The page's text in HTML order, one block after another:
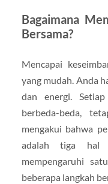
Bagaimana
Bersama?
Mencapai
yang mudah. Anda
dan energi.
berbeda-beda,
mengakui bahwa
adalah tiga hal
mempengaruhi
beberapa langkah